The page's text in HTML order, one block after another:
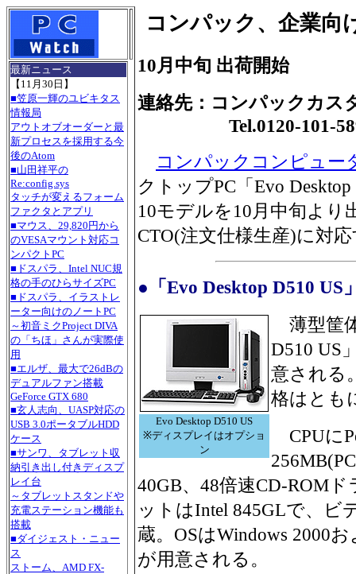
最新ニュース
【11月30日】
■笠原一輝のユビキタス
情報局
アウトオブオーダーと最
新プロセスを採用する今
後のAtom
■山田祥平の
Re:config.sys
タッチが変えるフォーム
ファクタとアプリ
■マウス、29,820円から
のVESAマウント対応コ
ンパクトPC
■ドスパラ、Intel NUC規
格の手のひらサイズPC
■ドスパラ、イラストレ
ーター向けのノートPC
～初音ミクProject DIVA
の「ちほ」さんが実際使
用
■エルザ、最大で26dBの
デュアルファン搭載
GeForce GTX 680
■玄人志向、UASP対応の
USB 3.0ポータブルHDD
ケース
■サンワ、タブレット収
納引き出し付きディスプ
レイ台
～タブレットスタンドや
充電ステーション機能も
搭載
■ダイジェスト・ニュー
ス
ストーム、AMD FX-
コンパック、企業向
10月中旬 出荷開始
連絡先：コンパックカス
Tel.0120-101-
コンパックコンピュー
クトップPC「Evo
10モデルを10月中旬より
CTO(注文仕様生産)に対
●「Evo Desktop D510 US
Evo Desktop D510 US
※ディスプレイはオプショ
ン
薄型筐
D510 US
意される
格はとも
CPUに
40GB、48倍速CD-ROM
ットはIntel 845GLで、ビ
蔵。OSはWindows 2000お
が用意される。